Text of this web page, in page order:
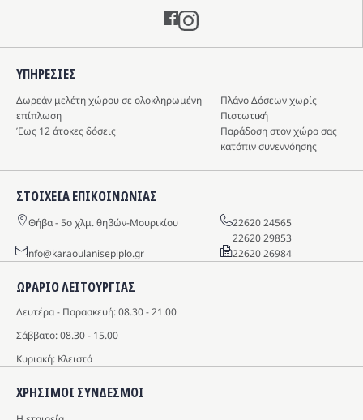
Instagram
ΩΡΑΡΙΟ ΛΕΙΤΟΥΡΓΙΑΣ
Δευτέρα - Παρασκευή: 08.30 - 21.00
Σάββατο: 08.30 - 15.00
Κυριακή: Κλειστά
ΧΡΗΣΙΜΟΙ ΣΥΝΔΕΣΜΟΙ
ΥΠΗΡΕΣIΕΣ
Δωρεάν μελέτη χώρου σε ολοκληρωμένη
επίπλωση
Πλάνο Δόσεων χωρίς
Πιστωτική
Έως 12 άτοκες δόσεις
Παράδοση στον χώρο σας
κατόπιν συνεννόησης
ΣΤΟΙΧΕΙΑ ΕΠΙΚΟΙΝΩΝΙΑΣ
Θήβα - 5o χλμ. θηβών-Μουρικίου
22620 24565
22620 29853
info@karaoulanisepiplo.gr
22620 26984